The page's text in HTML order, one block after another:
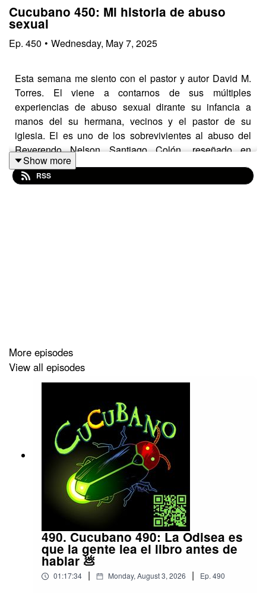
Cucubano 450: Mi historia de abuso
sexual
Ep. 450 • Wednesday, May 7, 2025
Esta semana me siento con el pastor y autor David M.
Torres. El viene a contarnos de sus múltiples
experiencias de abuso sexual dirante su infancia a
manos del su hermana, vecinos y el pastor de su
iglesia. El es uno de los sobrevivientes al abuso del
Reverendo Nelson Santiago Colón, reseñado en
Crimepod Puerto Rico. El libro de David lo consigues
aquí .
Show more
RSS
More episodes
View all episodes
490. Cucubano 490: La Odisea es
que la gente lea el libro antes de
hablar 💩
01:17:34 | Monday, August 3, 2026 | Ep. 490